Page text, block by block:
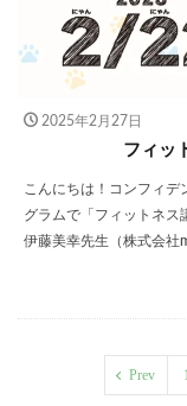
2025年2月27日
フィッ
こんにちは！コンフィ
グラムで「フィットネス
伊藤美幸先生（株式会社
Prev